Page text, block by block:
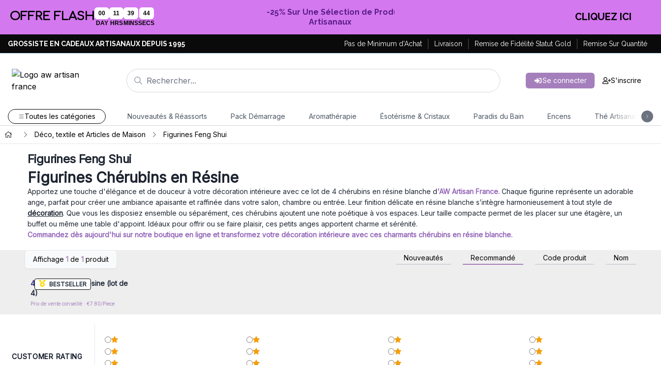
OFFRE FLASH
00
DAY
11
HRS
39
MINS
44
SECS
-25% Sur Une Sélection de Produits
Artisanaux
CLIQUEZ ICI
GROSSISTE EN CADEAUX ARTISANAUX DEPUIS 1995 Pas de Minimum d'Achat Livraison Remise de Fidélité Statut Gold Remise Sur Quantité
Se connecter S'inscrire
Toutes les catégories Nouveautés & Réassorts Pack Démarrage Aromathérapie Ésotérisme & Cristaux Paradis du Bain Encens Thé Artisanal
Déco, textile et Articles de Maison Figurines Feng Shui
Figurines Feng Shui
Figurines Chérubins en Résine
Apportez une touche d'élégance et de douceur à votre décoration intérieure avec ce lot de 4 chérubins en résine blanche d'AW Artisan France. Chaque figurine représente un adorable
ange, parfait pour créer une ambiance apaisante et raffinée dans votre salon, chambre ou entrée. Leur finition délicate en résine blanche s’intègre harmonieusement à tout style de
décoration. Que vous les disposiez ensemble ou séparément, ces chérubins ajoutent une note poétique à vos espaces. Leur taille compacte permet de les placer sur une étagère, un
buffet ou même une table d'appoint. Idéaux pour offrir ou se faire plaisir, ces petits anges apportent charme et sérénité.
Commandez dès aujourd'hui sur notre boutique en ligne et transformez votre décoration intérieure avec ces charmants chérubins en résine blanche.
Affichage 1 de 1 produit Nouveautés Recommandé Code produit Nom
BESTSELLER
vous pour accéder aux prix de
gros
4x Chérubin en Résine (lot de
4)
Prix de vente conseillé : €7.80/Piece
CUSTOMER RATING